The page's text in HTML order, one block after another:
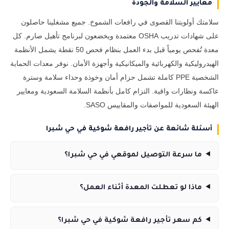
معايير السلامة والجودة
سلامتك أولويتنا القصوى في رافعات الشموخ. جميع مشغلينا حاصلون
على شهادات تدريب OSHA معتمدة ويخضعون لبرنامج تأهيل صارم. كل
معدة تُفحص يومياً قبل بدء العمل بنظام فحص 50 نقطة يشمل الأنظمة
الهيدروليكية والكهربائية والميكانيكية وأجهزة الأمان. نوفر معدات الحماية
الشخصية PPE كاملة تشمل حزام أمان وخوذة وحذاء سلامة وسترة
عاكسة ونظارات واقية. التزام كامل بأنظمة السلامة السعودية ومعايير
الهيئة السعودية للمواصفات والمقاييس SASO.
أسئلة شائعة عن تأجير رافعة شوكية في حي شبرا
ما سرعة التوصيل لموقعي في حي شبرا؟
ماذا لو تعطلت المعدة أثناء العمل؟
كم سعر تأجير رافعة شوكية في حي شبرا؟